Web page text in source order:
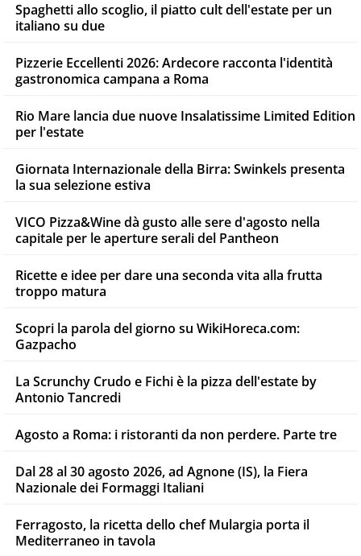
Spaghetti allo scoglio, il piatto cult dell'estate per un
italiano su due
Pizzerie Eccellenti 2026: Ardecore racconta l'identità
gastronomica campana a Roma
Rio Mare lancia due nuove Insalatissime Limited Edition
per l'estate
Giornata Internazionale della Birra: Swinkels presenta
la sua selezione estiva
VICO Pizza&Wine dà gusto alle sere d'agosto nella
capitale per le aperture serali del Pantheon
Ricette e idee per dare una seconda vita alla frutta
troppo matura
Scopri la parola del giorno su WikiHoreca.com:
Gazpacho
La Scrunchy Crudo e Fichi è la pizza dell'estate by
Antonio Tancredi
Agosto a Roma: i ristoranti da non perdere. Parte tre
Dal 28 al 30 agosto 2026, ad Agnone (IS), la Fiera
Nazionale dei Formaggi Italiani
Ferragosto, la ricetta dello chef Mulargia porta il
Mediterraneo in tavola